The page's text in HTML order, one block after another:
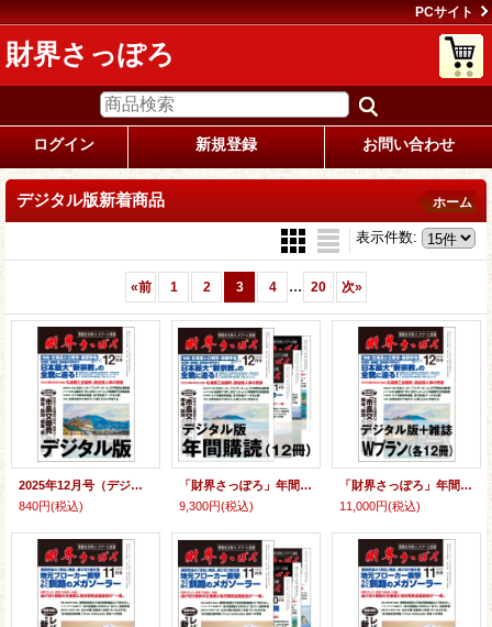
PCサイト
財界さっぽろ
ログイン 新規登録 お問い合わせ
デジタル版新着商品 ホーム
表示件数:
«前 1 2 3 4 ... 20 次»
2025年12月号（デジタル版）
840円(税込)
「財界さっぽろ」年間購読（デジタル版）
9,300円(税込)
「財界さっぽろ」年間購読（雑誌版＋デジタル版）「Wプラン」
11,000円(税込)